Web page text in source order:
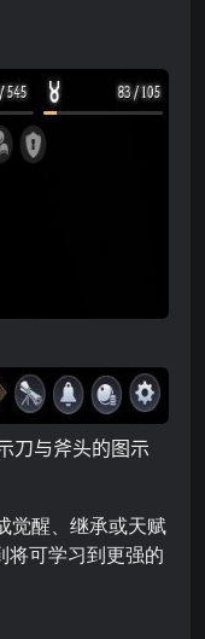
刀与斧头的图示
觉醒、继承或天赋
将可学习到更强的